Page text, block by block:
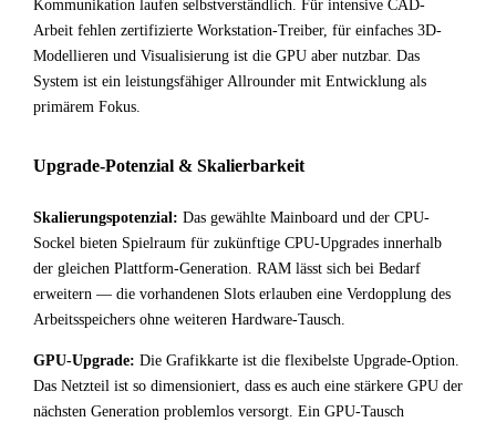
Kommunikation laufen selbstverständlich. Für intensive CAD-
Arbeit fehlen zertifizierte Workstation-Treiber, für einfaches 3D-
Modellieren und Visualisierung ist die GPU aber nutzbar. Das
System ist ein leistungsfähiger Allrounder mit Entwicklung als
primärem Fokus.
Upgrade-Potenzial & Skalierbarkeit
Skalierungspotenzial: Das gewählte Mainboard und der CPU-
Sockel bieten Spielraum für zukünftige CPU-Upgrades innerhalb
der gleichen Plattform-Generation. RAM lässt sich bei Bedarf
erweitern — die vorhandenen Slots erlauben eine Verdopplung des
Arbeitsspeichers ohne weiteren Hardware-Tausch.
GPU-Upgrade: Die Grafikkarte ist die flexibelste Upgrade-Option.
Das Netzteil ist so dimensioniert, dass es auch eine stärkere GPU der
nächsten Generation problemlos versorgt. Ein GPU-Tausch